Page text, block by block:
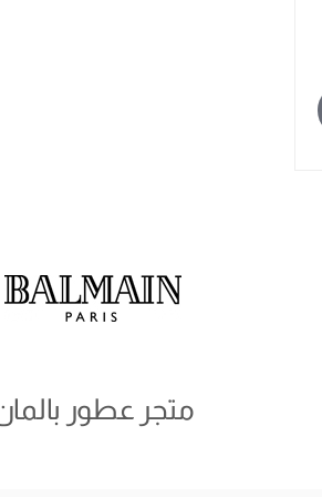
متجر عطور